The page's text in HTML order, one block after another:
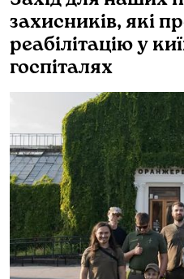
захисників, які
реабілітацію у
госпіталях